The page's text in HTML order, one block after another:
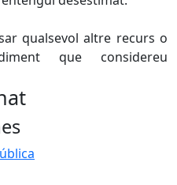
qualsevol altre recurs o
que considereu